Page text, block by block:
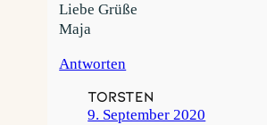
Liebe Grüße
Maja
Antworten
Torsten
9. September 2020